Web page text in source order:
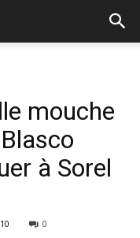
mouche
à Sorel
0